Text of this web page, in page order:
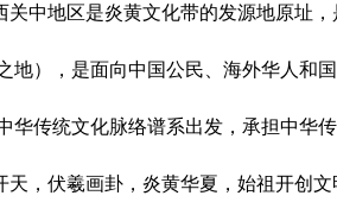
中地区是炎黄文化带的发源地原址，
地），是面向中国公民、海外华人和
华传统文化脉络谱系出发，承担中华
，伏羲画卦，炎黄华夏，始祖开创文